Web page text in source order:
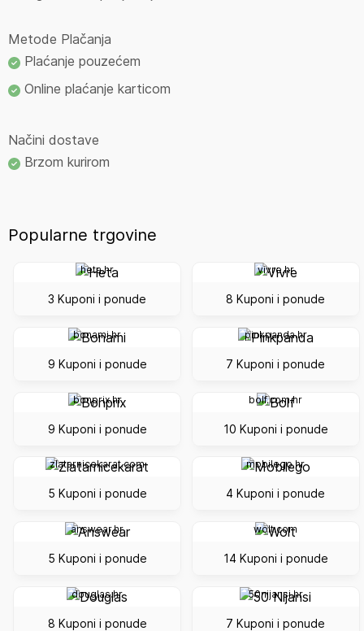
Metode Plačanja
Plaćanje pouzećem
Online plaćanje karticom
Načini dostave
Brzom kurirom
Popularne trgovine
heta.hr
3 Kuponi i ponude
vivre.hr
8 Kuponi i ponude
bonami.hr
9 Kuponi i ponude
pinkpanda.hr
7 Kuponi i ponude
bonprix.hr
9 Kuponi i ponude
bolf.com.hr
10 Kuponi i ponude
zlatarnicekarat.com
5 Kuponi i ponude
mobilego.hr
4 Kuponi i ponude
answear.hr
5 Kuponi i ponude
wolt.com
14 Kuponi i ponude
douglas.hr
8 Kuponi i ponude
50nijansi.hr
7 Kuponi i ponude